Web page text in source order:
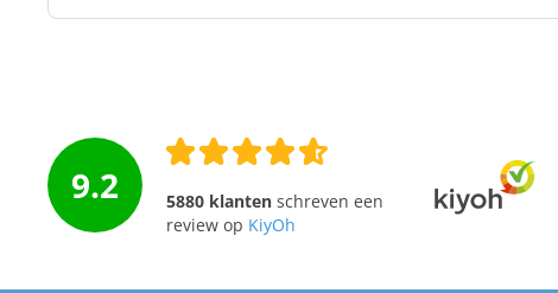
9.2 5880 klantenschreven een
review op KiyOh